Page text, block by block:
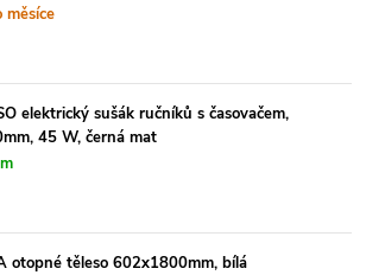
měsíce
elektrický sušák ručníků s časovačem,
45 W, černá mat
otopné těleso 602x1800mm, bílá